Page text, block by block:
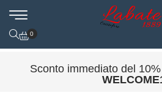
0
Sconto immediato del